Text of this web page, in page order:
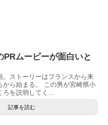
PRムービーが面白いと
。ストーリーはフランスから来
から始まる。 この男が宮崎県小
を説明してく...
記事を読む